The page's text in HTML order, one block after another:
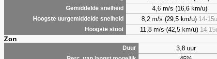
Gemiddelde snelheid 4,6 m/s (16,6 km/u)
Hoogste uurgemiddelde snelheid 8,2 m/s (29,5 km/u) 14-15u
Hoogste stoot 11,8 m/s (42,5 km/u) 14-
Zon
Duur 3,8 uur